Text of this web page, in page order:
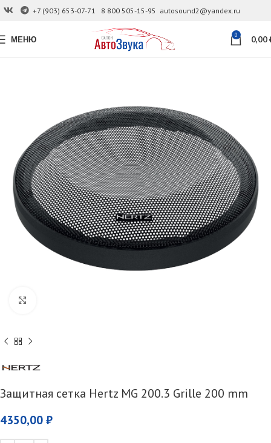
+7 (903) 653-07-71 8 800 505-15-95 autosound2@yandex.ru
МЕНЮ 0 0,00
Защитная сетка Hertz MG 200.3 Grille 200 mm
4350,00 ₽